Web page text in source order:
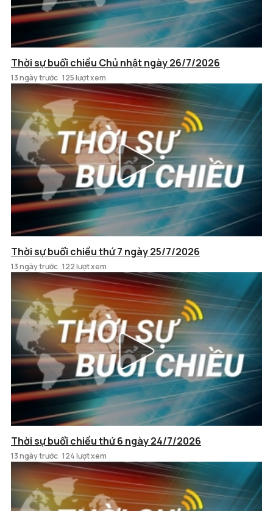
Thời sự buổi chiều Chủ nhật ngày 26/7/2026
13 ngày trước 125 lượt xem
Thời sự buổi chiều thứ 7 ngày 25/7/2026
13 ngày trước 122 lượt xem
Thời sự buổi chiều thứ 6 ngày 24/7/2026
13 ngày trước 124 lượt xem